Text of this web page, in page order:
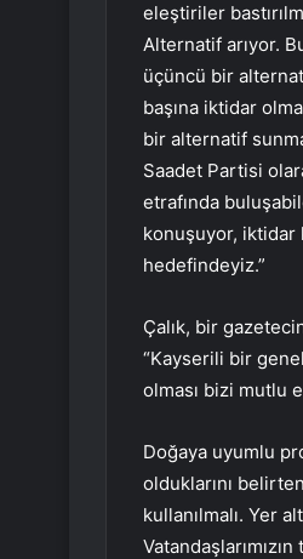
eleştiriler
Alternatif arıyor.
üçüncü bir
başına iktidar
bir alternatif
Saadet Partisi
etrafında
konuşuyor, iktidar
hedefindeyiz.”
Çalık, bir
“Kayserili bir
olması bizi mutlu
Doğaya uyumlu
olduklarını
kullanılmalı. Yer